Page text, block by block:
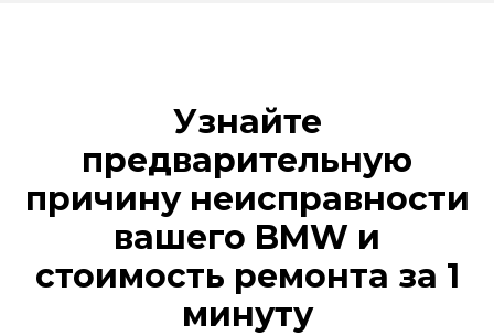
Узнайте
предварительную
причину неисправности
вашего BMW и
стоимость ремонта за 1
минуту